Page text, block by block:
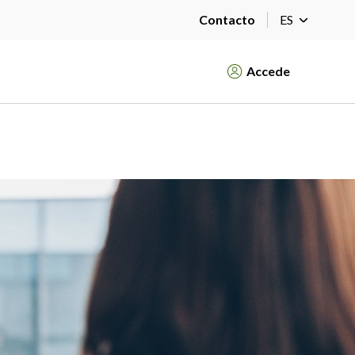
Contacto ES
Accede